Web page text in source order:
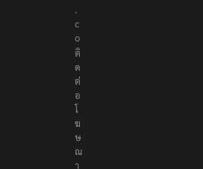
.
c
o
ติ
ด
ต่
อ
โ
ฆ
ษ
ณ
า